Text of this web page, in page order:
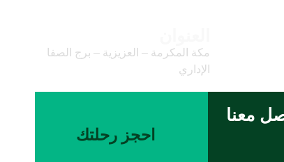
مكة المكرمة – العزيزية – برج الصفا
الإداري
معنا
احجز رحلتك